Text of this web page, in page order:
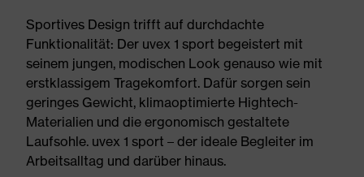
Sportives Design trifft auf durchdachte
Funktionalität: Der uvex 1 sport begeistert mit
seinem jungen, modischen Look genauso wie mit
erstklassigem Tragekomfort. Dafür sorgen sein
geringes Gewicht, klimaoptimierte Hightech-
Materialien und die ergonomisch gestaltete
Laufsohle. uvex 1 sport – der ideale Begleiter im
Arbeitsalltag und darüber hinaus.